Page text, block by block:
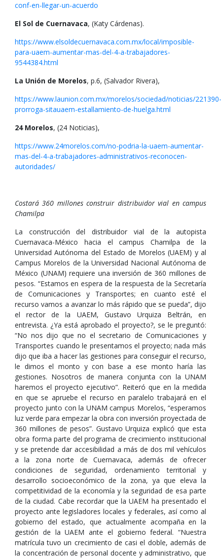
conf-en-llegar-un-acuerdo
El Sol de Cuernavaca, (Katy Cárdenas).
https://www.elsoldecuernavaca.com.mx/local/imposible-
para-uaem-aumentar-mas-del-4-a-trabajadores-
9544384.html
La Unión de Morelos, p.6, (Salvador Rivera),
https://www.launion.com.mx/morelos/sociedad/noticias/221390-
prorroga-sitauaem-estallamiento-de-huelga.html
24 Morelos, (24 Noticias),
https://www.24morelos.com/no-podria-la-uaem-aumentar-
mas-del-4-a-trabajadores-administrativos-reconocen-
autoridades/
Costará 360 millones construir distribuidor vial en campus
Chamilpa
La construcción del distribuidor vial de la autopista
Cuernavaca-México hacia el campus Chamilpa de la
Universidad Autónoma del Estado de Morelos (UAEM) y al
Campus Morelos de la Universidad Nacional Autónoma de
México (UNAM) requiere una inversión de 360 millones de
pesos. “Estamos en espera de la respuesta de la Secretaría
de Comunicaciones y Transportes; en cuanto esté el
recurso vamos a avanzar lo más rápido que se pueda”, dijo
el rector de la UAEM, Gustavo Urquiza Beltrán, en
entrevista. ¿Ya está aprobado el proyecto?, se le preguntó:
“No nos dijo que no el secretario de Comunicaciones y
Transportes cuando le presentamos el proyecto; nada más
dijo que iba a hacer las gestiones para conseguir el recurso,
le dimos el monto y con base a ese monto haría las
gestiones. Nosotros de manera conjunta con la UNAM
haremos el proyecto ejecutivo”. Reiteró que en la medida
en que se apruebe el recurso en paralelo trabajará en el
proyecto junto con la UNAM campus Morelos, “esperamos
luz verde para empezar la obra con inversión proyectada de
360 millones de pesos”. Gustavo Urquiza explicó que esta
obra forma parte del programa de crecimiento institucional
y se pretende dar accesibilidad a más de dos mil vehículos
a la zona norte de Cuernavaca, además de ofrecer
condiciones de seguridad, ordenamiento territorial y
desarrollo socioeconómico de la zona, ya que eleva la
competitividad de la economía y la seguridad de esa parte
de la ciudad. Cabe recordar que la UAEM ha presentado el
proyecto ante legisladores locales y federales, así como al
gobierno del estado, que actualmente acompaña en la
gestión de la UAEM ante el gobierno federal. “Nuestra
matrícula tuvo un crecimiento de casi el doble, además de
la concentración de personal docente y administrativo, que